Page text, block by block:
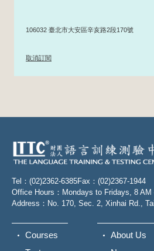
106032 臺北市大安區辛亥路2段170號
取消訂閱
Tel：(02)2362-6385Fax：(02)2367-1944
Office Hours：Mondays to Fridays, 8 AM
Address：No. 170, Sec. 2, Xinhai Rd.,
Courses
About Us